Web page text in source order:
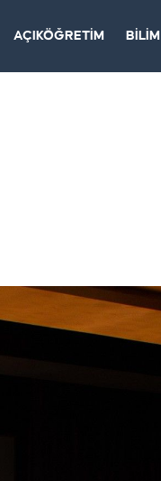
AÇIKÖĞRETİM BİLİM